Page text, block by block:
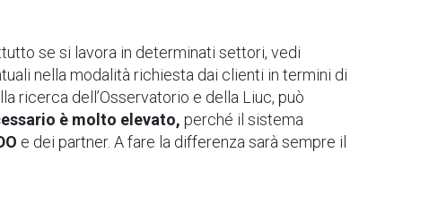
se si lavora in determinati settori, vedi
nella modalità richiesta dai clienti in termini di
ricerca dell’Osservatorio e della Liuc, può
è molto elevato, perché il sistema
e dei partner. A fare la differenza sarà sempre il